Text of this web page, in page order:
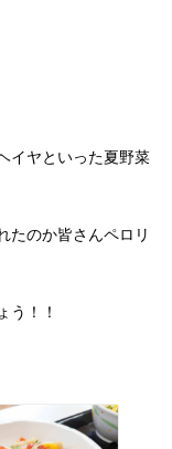
イヤといった夏野菜
たのか皆さんペロリ
う！！